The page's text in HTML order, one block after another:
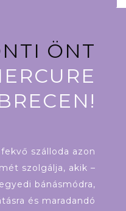
ÖNT
szálloda azon
szolgálja, akik –
bánásmódra,
és maradandó